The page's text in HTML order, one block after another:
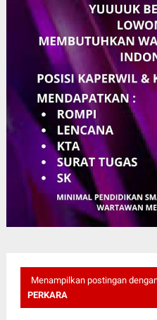
Menampilkan postingan
PERKARA